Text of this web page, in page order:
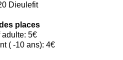
Dieulefit
places
adulte: 5€
( -10 ans): 4€